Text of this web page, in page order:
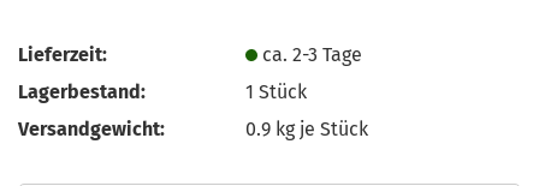
Lieferzeit:
ca. 2-3 Tage
Lagerbestand:
1Stück
Versandgewicht:
0.9 kg je Stück